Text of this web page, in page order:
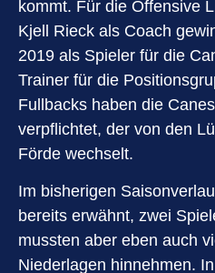
kommt. Für die Offensive
Kjell Rieck als Coach
2019 als Spieler für die
Trainer für die
Fullbacks haben die
verpflichtet, der von den
Förde wechselt.
Im bisherigen
bereits erwähnt, zwei
mussten aber eben auch
Niederlagen hinnehmen.